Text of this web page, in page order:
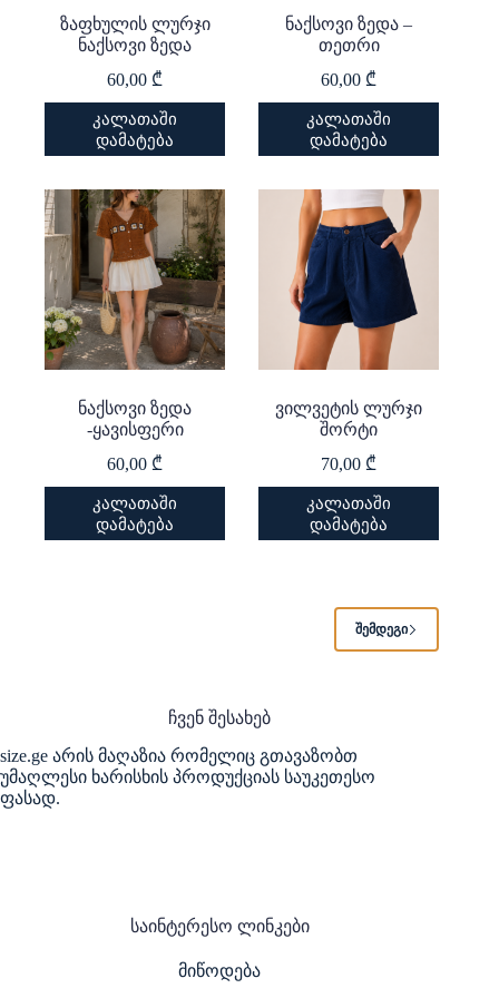
ზაფხულის ლურჯი
ნაქსოვი ზედა
60,00 ₾
კალათაში
დამატება
ნაქსოვი ზედა –
თეთრი
60,00 ₾
კალათაში
დამატება
ნაქსოვი ზედა
-ყავისფერი
60,00₾
კალათაში
დამატება
ვილვეტის ლურჯი
შორტი
70,00₾
კალათაში
დამატება
ᲨᲔᲛᲓᲔᲒᲘ
ჩვენ შესახებ
size.ge არის მაღაზია რომელიც გთავაზობთ
უმაღლესი ხარისხის პროდუქციას საუკეთესო
ფასად.
საინტერესო ლინკები
მიწოდება